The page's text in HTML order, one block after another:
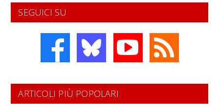
SEGUICI SU
ARTICOLI PIÙ POPOLARI